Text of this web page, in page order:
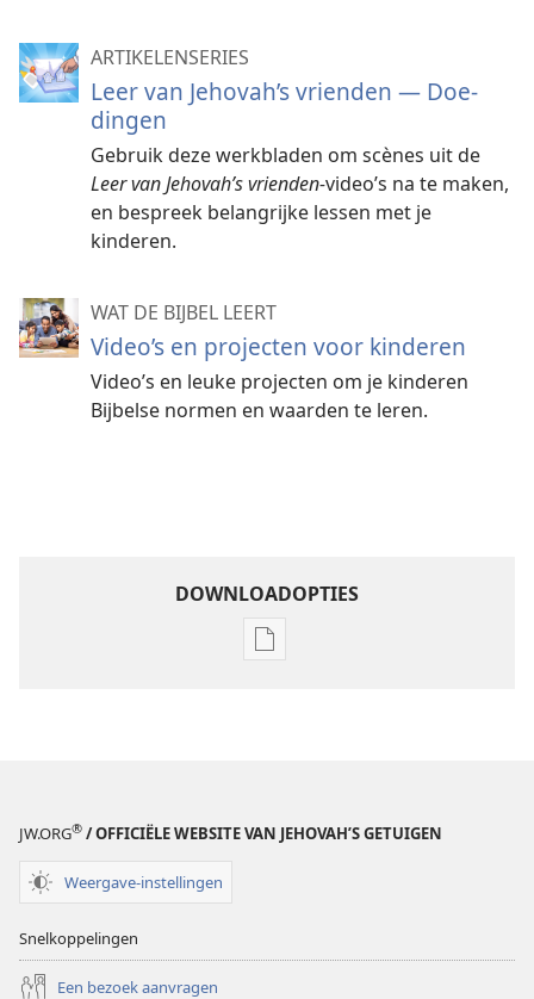
ARTIKELENSERIES
Leer van Jehovah’s vrienden — Doe-
dingen
Gebruik deze werkbladen om scènes uit de
Leer van Jehovah’s vrienden-video’s na te maken,
en bespreek belangrijke lessen met je
kinderen.
WAT DE BIJBEL LEERT
Video’s en projecten voor kinderen
Video’s en leuke projecten om je kinderen
Bijbelse normen en waarden te leren.
DOWNLOADOPTIES
Downloadopties
dingen
JW.ORG® / OFFICIËLE WEBSITE VAN JEHOVAH’S GETUIGEN
Weergave-instellingen
Snelkoppelingen
Een bezoek aanvragen